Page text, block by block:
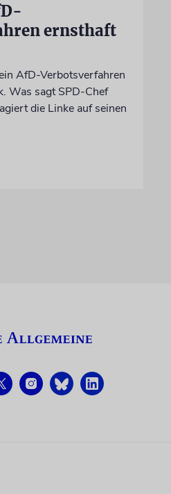
ernsthaft
AfD-Verbotsverfahren
Was sagt SPD-Chef
die Linke auf seinen